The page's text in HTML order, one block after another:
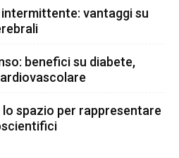
vantaggi su
benefici su diabete,
spazio per rappresentare